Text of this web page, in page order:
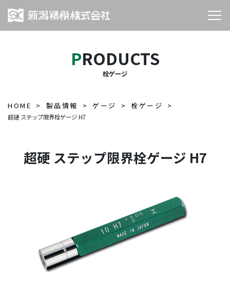
PRODUCTS
栓ゲージ
HOME 製品情報 ゲージ 栓ゲージ
超硬 ステップ限界栓ゲージ H7
超硬 ステップ限界栓ゲージ H7